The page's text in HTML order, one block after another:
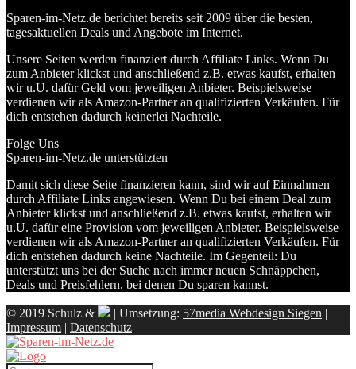
Sparen-im-Netz.de berichtet bereits seit 2009 über die besten,
tagesaktuellen Deals und Angebote im Internet.
Unsere Seiten werden finanziert durch Affiliate Links. Wenn Du
zum Anbieter klickst und anschließend z.B. etwas kaufst, erhalten
wir u.U. dafür Geld vom jeweiligen Anbieter. Beispielsweise
verdienen wir als Amazon-Partner an qualifizierten Verkäufen. Für
dich entstehen dadurch keinerlei Nachteile.
Folge Uns
Sparen-im-Netz.de unterstützten
Damit sich diese Seite finanzieren kann, sind wir auf Einnahmen
durch Affiliate Links angewiesen. Wenn Du bei einem Deal zum
Anbieter klickst und anschließend z.B. etwas kaufst, erhalten wir
u.U. dafür eine Provision vom jeweiligen Anbieter. Beispielsweise
verdienen wir als Amazon-Partner an qualifizierten Verkäufen. Für
dich entstehen dadurch keine Nachteile. Im Gegenteil: Du
unterstützt uns bei der Suche nach immer neuen Schnäppchen,
Deals und Preisfehlern, bei denen Du sparen kannst.
© 2019 Schulz & | Umsetzung: 57media Webdesign Siegen |
Impressum | Datenschutz